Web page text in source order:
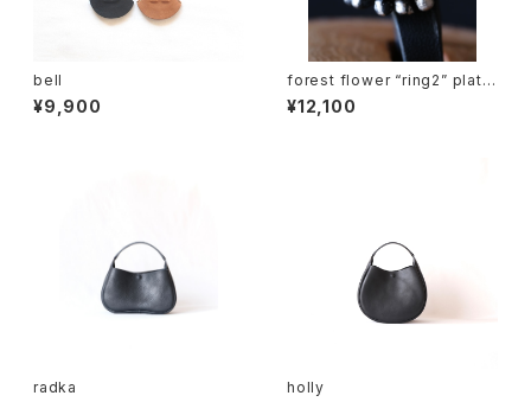
bell
¥9,900
forest flower “ring2” platin
um leaf
¥12,100
radka holly